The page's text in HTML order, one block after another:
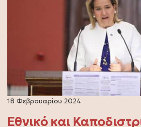
18 Φεβρουαρίου 2024
Εθνικό και